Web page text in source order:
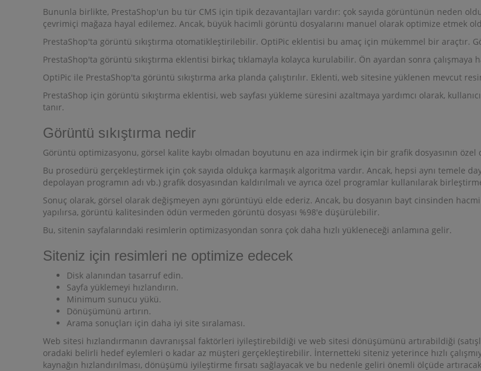
Bununla birlikte, PrestaShop'un bu tür CMS için tipik dezavantajları vardır: çok sayıda görüntünün neden
çevrimiçi mağaza hayal edilemez. Ancak, büyük hacimli görüntü dosyalarını manuel olarak optimize etmek
PrestaShop'ta görüntü sıkıştırma otomatikleştirilebilir. OptiPic eklentisi bu amaç için mükemmel bir araçtır.
PrestaShop'ta görüntü sıkıştırma eklentisi birkaç tıklamayla kolayca kurulabilir. Ön ayardan sonra çalışmaya
OptiPic ile PrestaShop'ta görüntü sıkıştırma arka planda çalıştırılır. Eklenti, web sitesine yüklenen mevcut
PrestaShop için görüntü sıkıştırma eklentisi, web sayfası yükleme süresini azaltmaya yardımcı olarak,
tanır.
Görüntü sıkıştırma nedir
Görüntü optimizasyonu, görsel kalite kaybı olmadan boyutunu en aza indirmek için bir grafik dosyasının
Bu prosedürü gerçekleştirmek için çok sayıda oldukça karmaşık algoritma vardır. Ancak, hepsi aynı temele
depolayan programın adı vb.) grafik dosyasından kaldırılmalı ve ayrıca özel programlar kullanılarak
Sonuç olarak, görsel olarak değişmeyen aynı görüntüyü elde ederiz. Ancak, bu dosyanın bayt cinsinden
yapılırsa, görüntü kalitesinden ödün vermeden görüntü dosyası %98'e düşürülebilir.
Bu, sitenin sayfalarındaki resimlerin optimizasyondan sonra çok daha hızlı yükleneceği anlamına gelir.
Siteniz için resimleri ne optimize edecek
Disk alanından tasarruf edin.
Sayfa yüklemeyi hızlandırın.
Minimum sunucu yükü.
Dönüşümünü artırın.
Arama sonuçları için daha iyi site sıralaması.
Web sitesi hızlandırmanın davranışsal faktörleri iyileştirebildiği ve web sitesi dönüşümünü artırabildiği
oradaki belirli hedef eylemleri o kadar az müşteri gerçekleştirebilir. İnternetteki siteniz yeterince hızlı
kaynağın hızlandırılması, dönüşümü iyileştirme fırsatı sağlayacak ve bu nedenle geliri önemli ölçüde